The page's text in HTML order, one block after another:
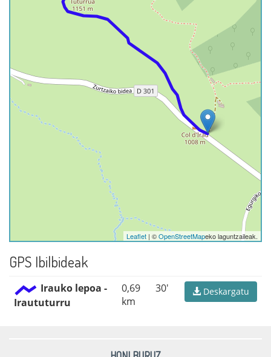
Leaflet | ©OpenStreetMapeko laguntzaileak.
GPS Ibilbideak
Irauko lepoa -
Iraututurru
0,69
km
30' Deskargatu